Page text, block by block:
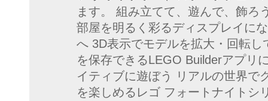
ます。 組み立てて、遊んで、飾ろ
部屋を明るく彩るディスプレイに
へ 3D表示でモデルを拡大・回転
を保存できるLEGO Builderアプリ
イティブに遊ぼう リアルの世界で
を楽しめるレゴ フォートナイトシ